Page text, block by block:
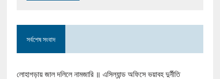
সর্বশেষ সংবাদ
লোহাগড়ায় জাল দলিলে নামজারি ॥ এসিল্যান্ড অফিসে ভয়াবহ দুর্নীতি